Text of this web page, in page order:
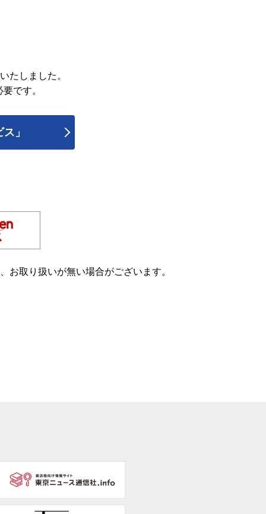
たしました。
です。
」
取り扱いが無い場合がございます。